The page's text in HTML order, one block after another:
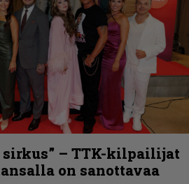
sirkus” – TTK-kilpailijat
on sanottavaa